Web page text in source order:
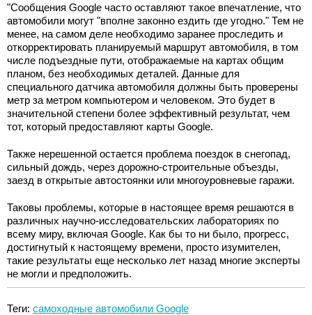
"Сообщения Google часто оставляют такое впечатление, что
автомобили могут "вполне законно ездить где угодно." Тем не
менее, на самом деле необходимо заранее проследить и
откорректировать планируемый маршрут автомобиля, в том
числе подъездные пути, отображаемые на картах общим
планом, без необходимых деталей. Данные для
специального датчика автомобиля должны быть проверены
метр за метром компьютером и человеком. Это будет в
значительной степени более эффективный результат, чем
тот, который предоставляют карты Google.
Также нерешенной остается проблема поездок в снегопад,
сильный дождь, через дорожно-строительные объезды,
заезд в открытые автостоянки или многоуровневые гаражи.
Таковы проблемы, которые в настоящее время решаются в
различных научно-исследовательских лабораториях по
всему миру, включая Google. Как бы то ни было, прогресс,
достигнутый к настоящему времени, просто изумителен,
такие результаты еще несколько лет назад многие эксперты
не могли и предположить.
Теги: самоходные автомобили Google